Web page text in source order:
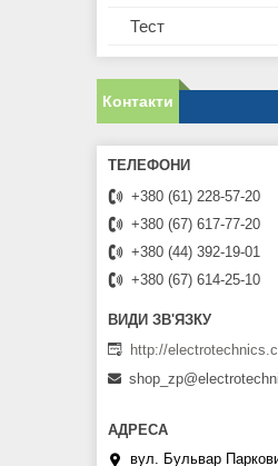
Тест
Контакти
+380 (61) 228-57-20
+380 (67) 617-77-20
+380 (44) 392-19-01
+380 (67) 614-25-10
http://
вул. Бульвар